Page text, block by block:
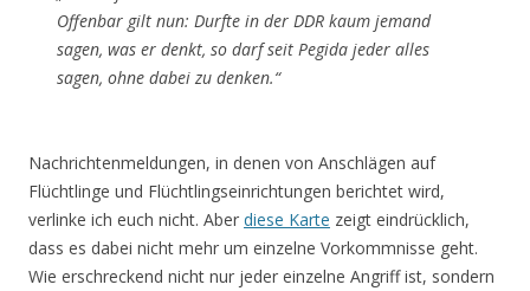
Offenbar gilt nun: Durfte in der DDR kaum jemand
sagen, was er denkt, so darf seit Pegida jeder alles
sagen, ohne dabei zu denken.“
Nachrichtenmeldungen, in denen von Anschlägen auf
Flüchtlinge und Flüchtlingseinrichtungen berichtet wird,
verlinke ich euch nicht. Aber diese Karte zeigt eindrücklich,
dass es dabei nicht mehr um einzelne Vorkommnisse geht.
Wie erschreckend nicht nur jeder einzelne Angriff ist, sondern